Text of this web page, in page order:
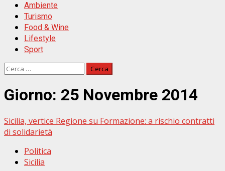
Ambiente
Turismo
Food & Wine
Lifestyle
Sport
Ricerca
Giorno: 25 Novembre 2014
Sicilia, vertice Regione su Formazione: a rischio contratti
di solidarietà
Politica
Sicilia